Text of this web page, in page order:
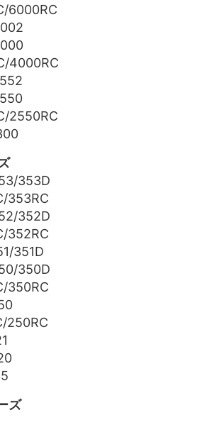
6000RC
4000RC
2550RC
353D
353RC
352D
352RC
351D
350D
350RC
250RC
ズ